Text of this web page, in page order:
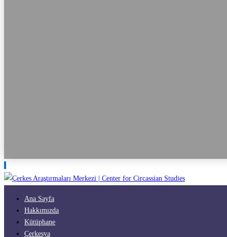
Ana Sayfa
Hakkımızda
Kütüphane
Çerkesya